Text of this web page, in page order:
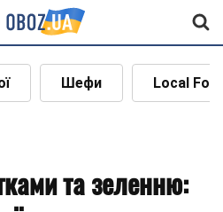
Шефи Local
та зеленню: